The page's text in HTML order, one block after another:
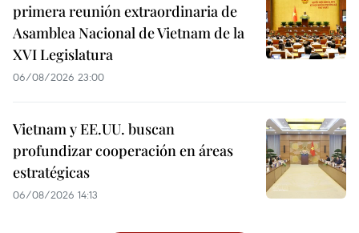
primera reunión extraordinaria de
Asamblea Nacional de Vietnam de la
XVI Legislatura
06/08/2026 23:00
Vietnam y EE.UU. buscan
profundizar cooperación en áreas
estratégicas
06/08/2026 14:13